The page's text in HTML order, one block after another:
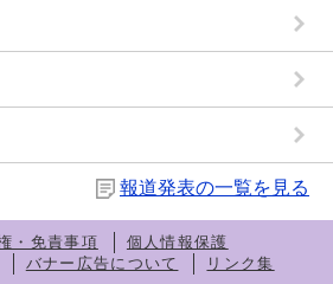
報道発表の一覧を見る
・免責事項
個人情報保護
バナー広告について リンク集